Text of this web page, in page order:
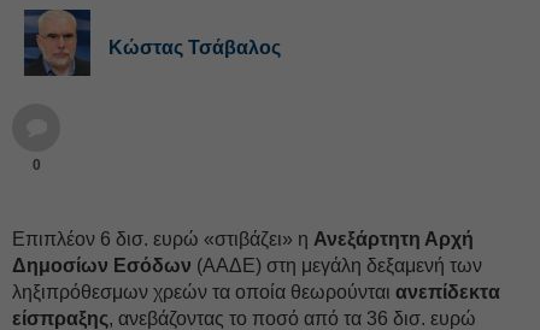
Κώστας Τσάβαλος
0
Επιπλέον 6 δισ. ευρώ «στιβάζει» η Ανεξάρτητη Αρχή
Δημοσίων Εσόδων (ΑΑΔΕ) στη μεγάλη δεξαμενή των
ληξιπρόθεσμων χρεών τα οποία θεωρούνται ανεπίδεκτα
είσπραξης, ανεβάζοντας το ποσό από τα 36 δισ. ευρώ